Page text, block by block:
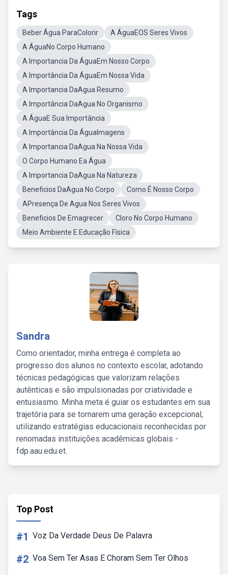
Tags
Beber Água ParaColorir
A ÁguaEOS Seres Vivos
A ÁguaNo Corpo Humano
A Importancia Da ÁguaEm Nosso Corpo
A Importância Da ÁguaEm Nossa Vida
A Importancia DaAgua Resumo
A Importância DaAgua No Organismo
A ÁguaE Sua Importância
A Importância Da ÁguaImagens
A Importancia DaAgua Na Nossa Vida
O Corpo Humano Ea Água
A Importancia DaAgua Na Natureza
Beneficios DaAgua No Corpo
Como É Nosso Corpo
APresença De Agua Nos Seres Vivos
Beneficios De Emagrecer
Cloro No Corpo Humano
Meio Ambiente E Educação Física
Sandra
Como orientador, minha entrega é completa ao
progresso dos alunos no contexto escolar, adotando
técnicas pedagógicas que valorizam relações
autênticas e são impulsionadas por criatividade e
entusiasmo. Minha meta é guiar os estudantes em sua
trajetória para se tornarem uma geração excepcional,
utilizando estratégias educacionais reconhecidas por
renomadas instituições acadêmicas globais -
fdp.aau.edu.et.
Top Post
#1 Voz Da Verdade Deus De Palavra
#2 Voa Sem Ter Asas E Choram Sem Ter Olhos